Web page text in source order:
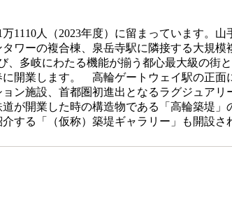
人（2023年度）に留まっています。
ーの複合棟、泉岳寺駅に隣接する大規
、多岐にわたる機能が揃う都心最大級の
開業します。 高輪ゲートウェイ駅の正
ン施設、首都圏初進出となるラグジュア
開業した時の構造物である「高輪築堤
する「（仮称）築堤ギャラリー」も開設さ